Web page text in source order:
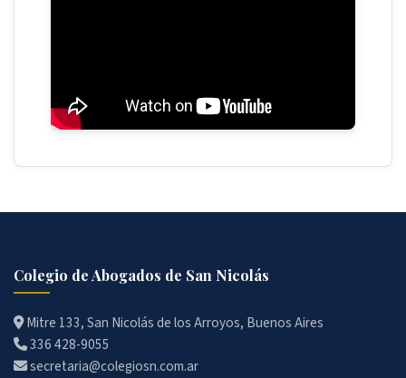
Colegio de Abogados de San Nicolás
Mitre 133, San Nicolás de los Arroyos, Buenos Aires
336 428-9055
secretaria@colegiosn.com.ar